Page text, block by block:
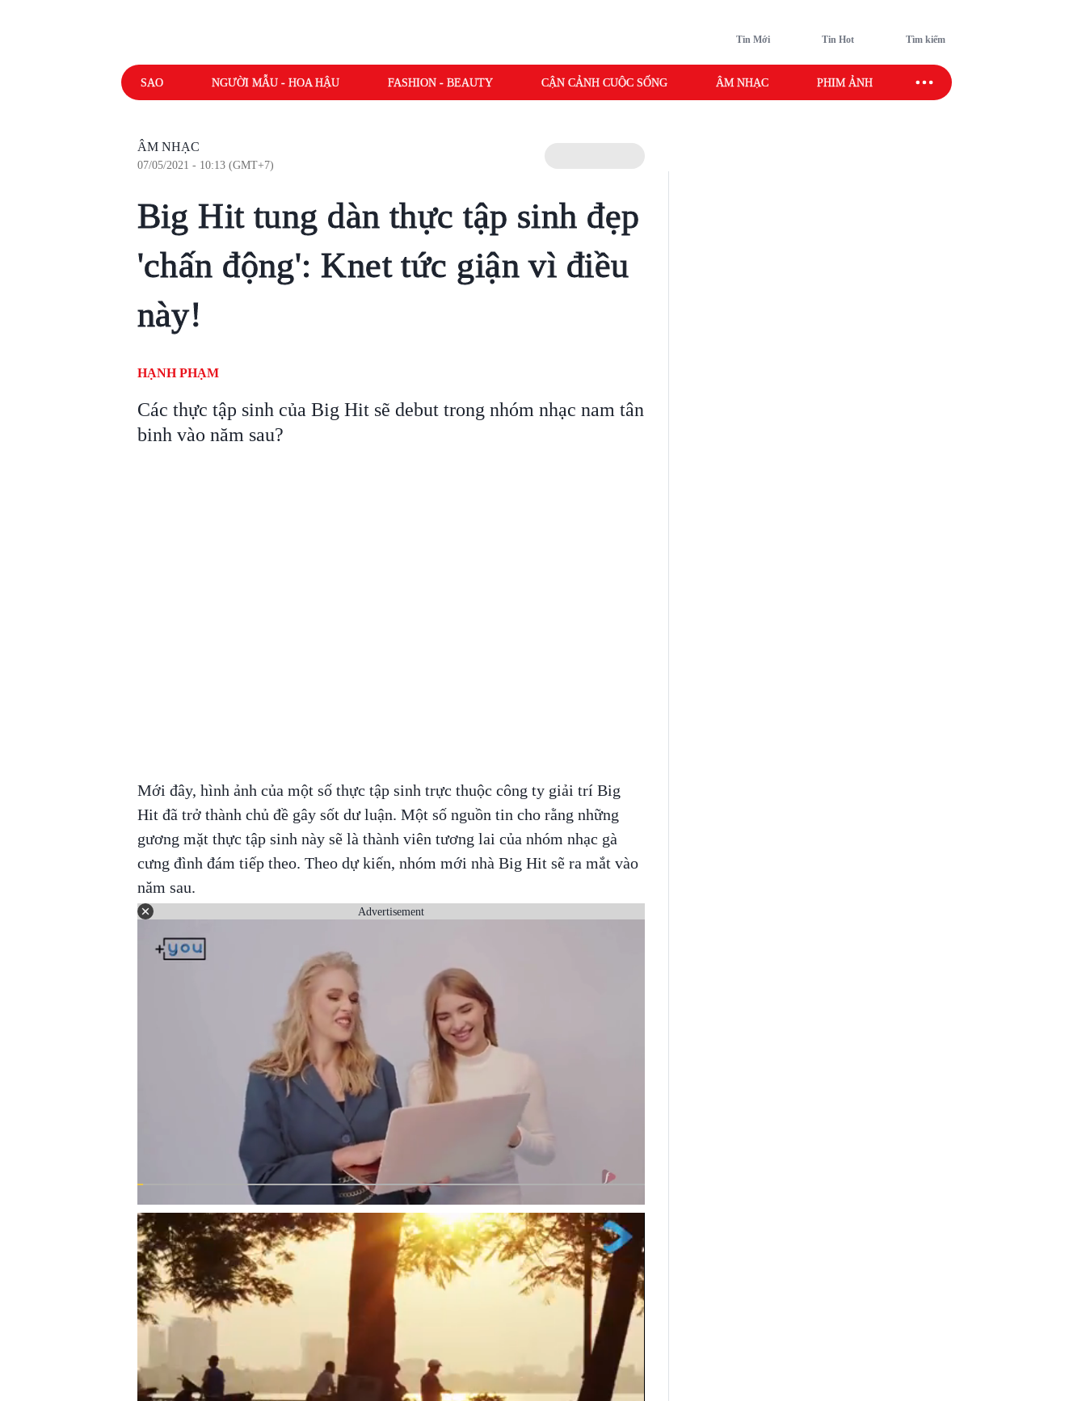
Tin Mới Tin Hot Tìm kiếm
SAO NGƯỜI MẪU - HOA HẬU FASHION - BEAUTY CẬN CẢNH CUỘC SỐNG ÂM NHẠC PHIM ẢNH SAO SPORT
ÂM NHẠC
07/05/2021 - 10:13 (GMT+7)
Big Hit tung dàn thực tập sinh đẹp
'chấn động': Knet tức giận vì điều
này!
HẠNH PHẠM
Các thực tập sinh của Big Hit sẽ debut trong nhóm nhạc nam tân
binh vào năm sau?
Mới đây, hình ảnh của một số thực tập sinh trực thuộc công ty giải trí Big
Hit đã trở thành chủ đề gây sốt dư luận. Một số nguồn tin cho rằng những
gương mặt thực tập sinh này sẽ là thành viên tương lai của nhóm nhạc gà
cưng đình đám tiếp theo. Theo dự kiến, nhóm mới nhà Big Hit sẽ ra mắt vào
năm sau.
Advertisement